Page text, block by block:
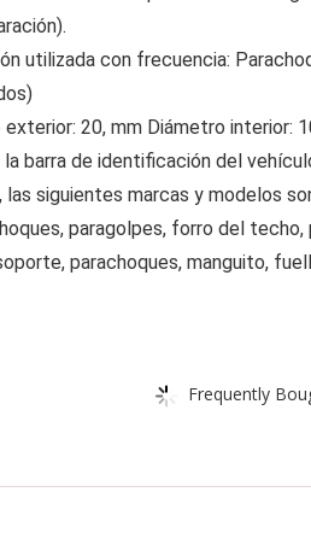
utilizada con frecuencia:
20, mm Diámetro interior:
barra de identificación del
siguientes marcas y modelos
paragolpes, forro del
parachoques, manguito,
Frequently